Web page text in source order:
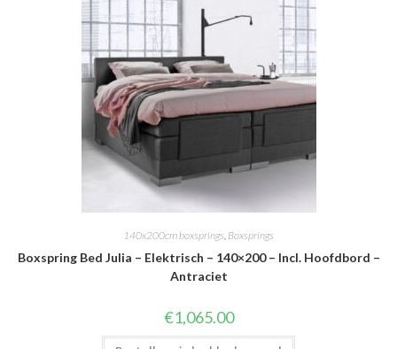
140x200cm boxsprings Boxsprings
Boxspring Bed Julia – Elektrisch – 140×200 – Incl. Hoofdbord –
Antraciet
€1,065.00